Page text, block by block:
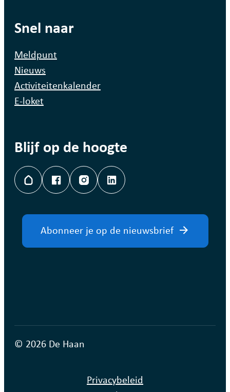
Snel naar
Meldpunt
Nieuws
Activiteitenkalender
E-loket
Blijf op de hoogte
Hoplr FacebookInstagramLinkedIn
Abonneer je op de nieuwsbrief
© 2026 De Haan
Privacybeleid